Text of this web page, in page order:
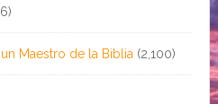
Maestro de la Biblia (2,100)